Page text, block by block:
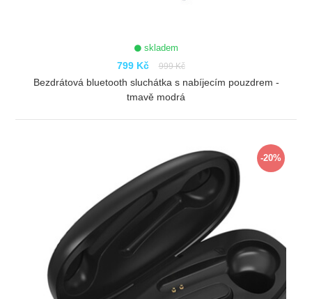
skladem
799 Kč 999 Kč
Bezdrátová bluetooth sluchátka s nabíjecím pouzdrem -
tmavě modrá
-20%